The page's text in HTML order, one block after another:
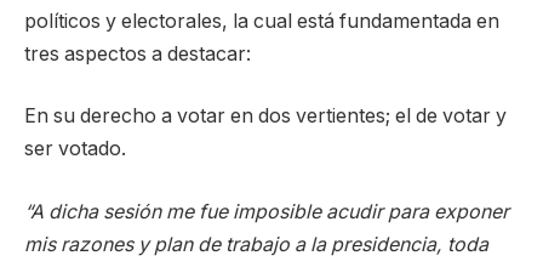
políticos y electorales, la cual está fundamentada en
tres aspectos a destacar:
En su derecho a votar en dos vertientes; el de votar y
ser votado.
“A dicha sesión me fue imposible acudir para exponer
mis razones y plan de trabajo a la presidencia, toda